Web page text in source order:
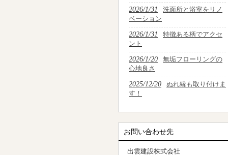
2026/1/31
洗面所と浴室をリノ
ベーション
2026/1/31
特徴ある柄でアクセ
ント
2026/1/20
無垢フローリングの
心地良さ
2025/12/20
ぬれ縁も取り付けま
す！
お問い合わせ先
出雲建設株式会社